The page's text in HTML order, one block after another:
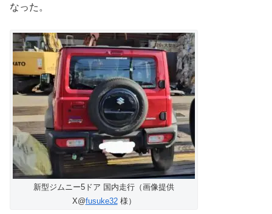
なった。
新型ジムニー5ドア 国内走行（画像提供
X@fusuke32様）